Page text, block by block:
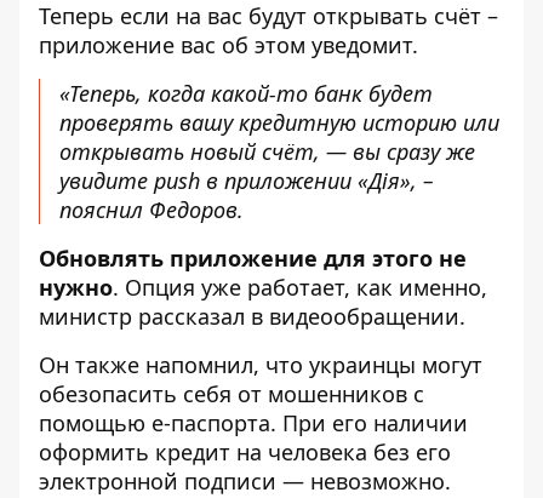
Теперь если на вас будут открывать счёт –
приложение вас об этом уведомит.
«Теперь, когда какой-то банк будет
проверять вашу кредитную историю или
открывать новый счёт, — вы сразу же
увидите push в приложении «Дія», –
пояснил Федоров.
Обновлять приложение для этого не
нужно. Опция уже работает, как именно,
министр рассказал в видеообращении.
Он также напомнил, что украинцы могут
обезопасить себя от мошенников с
помощью е-паспорта. При его наличии
оформить кредит на человека без его
электронной подписи — невозможно.